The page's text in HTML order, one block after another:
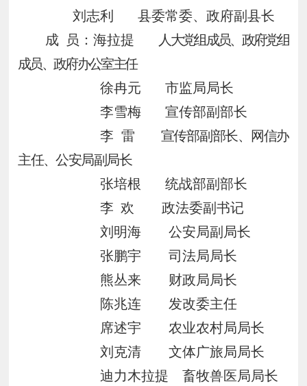
刘志利
县委常委、政府副县长
成
员：海拉提
人大党组成员、政府党组
成员、政府办公室主任
徐冉元
市监局局长
李雪梅
宣传部副部长
李 雷
宣传部副部长、网信办
主任、公安局副局长
张培根
统战部副部长
李 欢
政法委副书记
刘明海
公安局副局长
张鹏宇
司法局局长
熊丛来
财政局局长
陈兆连
发改委主任
席述宇
农业农村局局长
刘克清
文体广旅局局长
迪力木拉提
畜牧兽医局局长